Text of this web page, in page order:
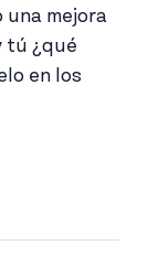
una mejora
tú ¿qué
en los